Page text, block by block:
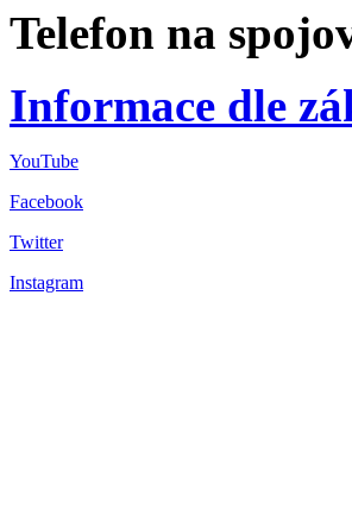
Telefon na
Informace dle
YouTube
Facebook
Twitter
Instagram